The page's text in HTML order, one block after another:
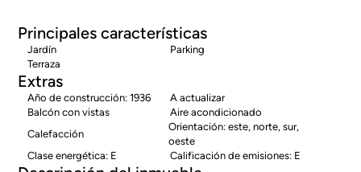
Principales características
Jardín
Parking
Terraza
Extras
Año de construcción: 1936
A actualizar
Balcón con vistas
Aire acondicionado
Calefacción
Orientación: este, norte, sur,
oeste
Clase energética: E
Calificación de emisiones: E